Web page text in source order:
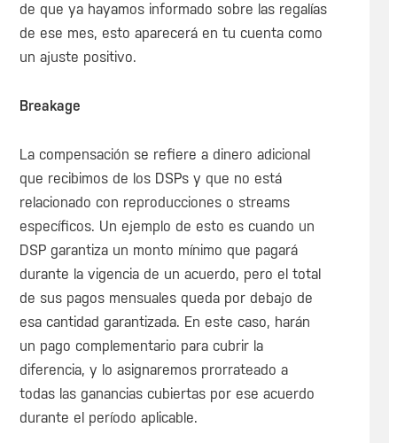
de que ya hayamos informado sobre las regalías
de ese mes, esto aparecerá en tu cuenta como
un ajuste positivo.
Breakage
La compensación se refiere a dinero adicional
que recibimos de los DSPs y que no está
relacionado con reproducciones o streams
específicos. Un ejemplo de esto es cuando un
DSP garantiza un monto mínimo que pagará
durante la vigencia de un acuerdo, pero el total
de sus pagos mensuales queda por debajo de
esa cantidad garantizada. En este caso, harán
un pago complementario para cubrir la
diferencia, y lo asignaremos prorrateado a
todas las ganancias cubiertas por ese acuerdo
durante el período aplicable.